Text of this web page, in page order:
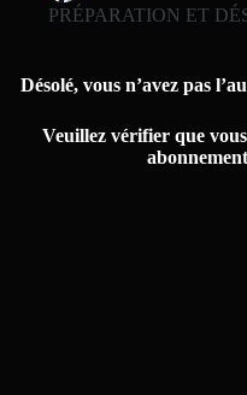
PRÉPARATION ET
Désolé, vous n’avez pas
Veuillez vérifier que